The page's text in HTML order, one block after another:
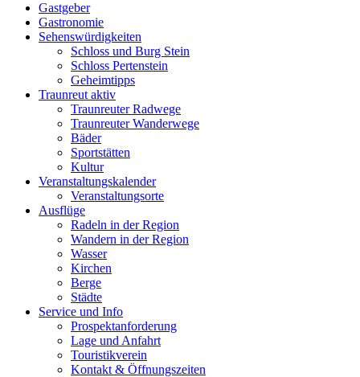
Gastgeber
Gastronomie
Sehenswürdigkeiten
Schloss und Burg Stein
Schloss Pertenstein
Geheimtipps
Traunreut aktiv
Traunreuter Radwege
Traunreuter Wanderwege
Bäder
Sportstätten
Kultur
Veranstaltungskalender
Veranstaltungsorte
Ausflüge
Radeln in der Region
Wandern in der Region
Wasser
Kirchen
Berge
Städte
Service und Info
Prospektanforderung
Lage und Anfahrt
Touristikverein
Kontakt & Öffnungszeiten